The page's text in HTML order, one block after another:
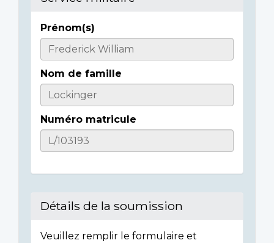
Casualty
Details
Prénom(s)
Nom de famille
Numéro matricule
Détails de la soumission
Veuillez remplir le formulaire et